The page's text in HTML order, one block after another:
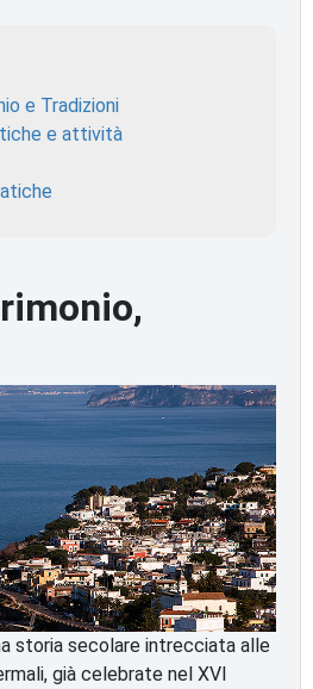
e Tradizioni
e attività
storia secolare intrecciata alle
già celebrate nel XVI